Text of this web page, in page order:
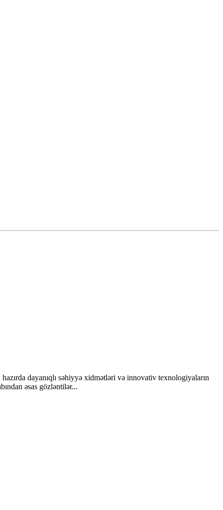
dayanıqlı səhiyyə xidmətləri və innovativ texnologiyaların
əsas gözləntilər...